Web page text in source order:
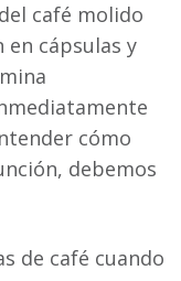
café molido
cápsulas y
cómo
debemos
de café cuando